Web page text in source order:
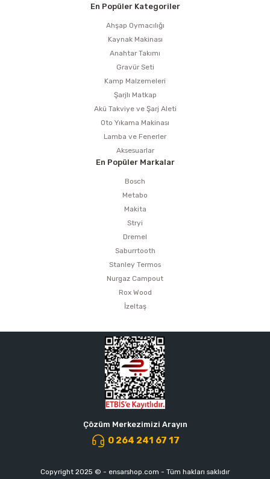
En Popüler Kategoriler
Ahşap Oymacılığı
Kaynak Makinası
Anahtar Takımı
Gravür Seti
Kamp Malzemeleri
Şarjlı Matkap
Akü Takviye ve Şarj Aleti
Oto Yıkama Makinası
Lamba ve Fenerler
Aksesuarlar
En Popüler Markalar
Bosch
Metabo
Makita
Stryi
Dremel
Saburrtooth
Stanley Termos
Nurgaz Campout
Rox Wood
İzeltaş
Çözüm Merkezimizi Arayın
0 264 241 67 17
Copyright 2025 © - ensarshop.com - Tüm hakları saklıdır